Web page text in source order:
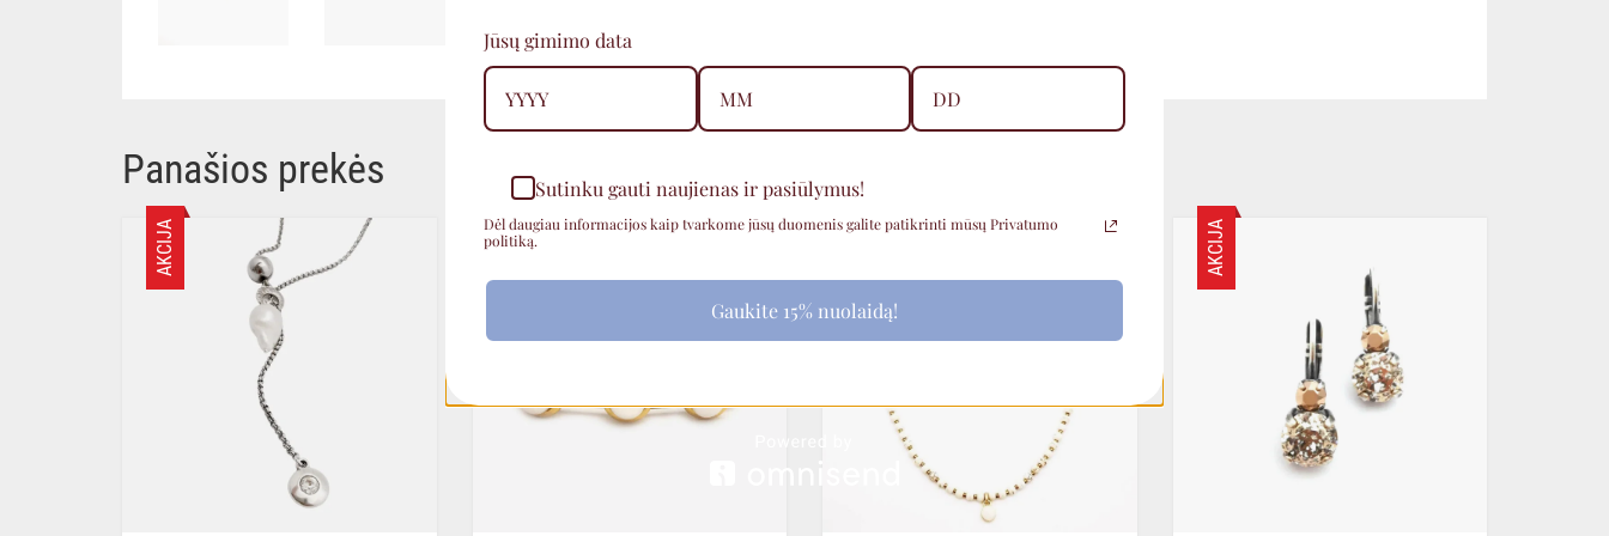
Panašios prekės
AKCIJA AKCIJA AKCIJA AKCIJA
Jūsų gimimo data
Sutinku gauti naujienas ir pasiūlymus!
Dėl daugiau informacijos kaip tvarkome jūsų duomenis galite patikrinti mūsų Privatumo
politiką.
Gaukite 15% nuolaidą!